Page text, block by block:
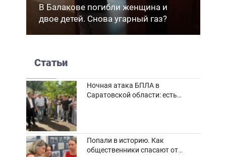
В Балакове погибли женщина и
двое детей. Снова угарный газ?
Статьи
Ночная атака БПЛА в
Саратовской области: есть
Попали в историю. Как
общественники спасают от